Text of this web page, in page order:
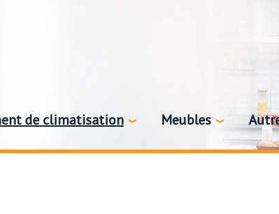
de climatisation Meubles